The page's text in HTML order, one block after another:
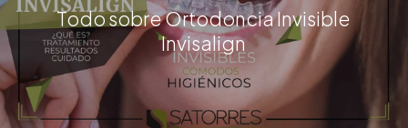
Todo sobre Ortodoncia Invisible
Invisalign